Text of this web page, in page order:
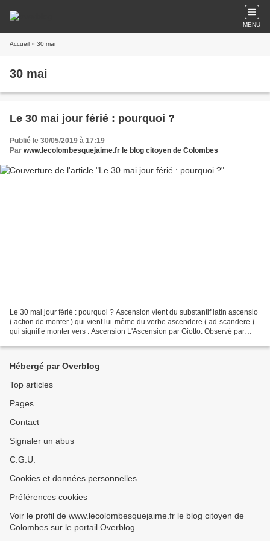
MENU
Accueil » 30 mai
30 mai
Le 30 mai jour férié : pourquoi ?
Publié le 30/05/2019 à 17:19
Par www.lecolombesquejaime.fr le blog citoyen de Colombes
Le 30 mai jour férié : pourquoi ? Ascension vient du substantif latin ascensio
( action de monter ) qui vient lui-même du verbe ascendere ( ad-scandere )
qui signifie monter vers . Ascension L'Ascension par Giotto. Observé par
Hébergé par Overblog
Top articles
Pages
Contact
Signaler un abus
C.G.U.
Cookies et données personnelles
Préférences cookies
Voir le profil de www.lecolombesquejaime.fr le blog citoyen de
Colombes sur le portail Overblog